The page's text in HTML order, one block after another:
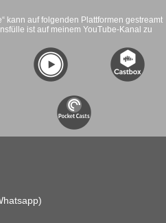
kann auf folgenden Plattformen gestreamt
ist auf meinem YouTube-Kanal zu